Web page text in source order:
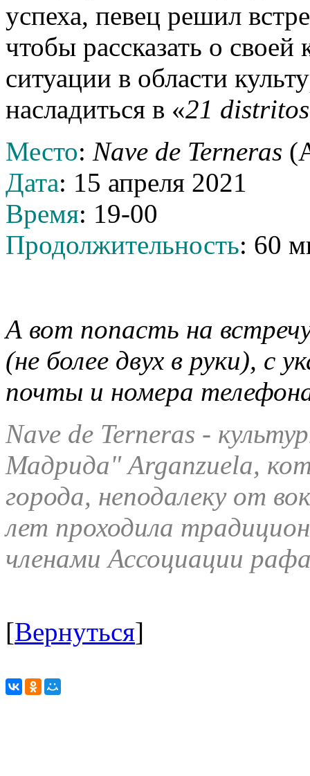
успеха, певец решил
чтобы рассказать о
ситуации в области
насладиться в «21 distritos
Место: Nave de Terneras
Дата: 15 апреля 2021
Время: 19-00
Продолжительность: 60
А вот попасть на
(не более двух в руки), с
почты и номера
Nave de Terneras -
Мадрида" Arganzuela,
города, неподалеку от
лет проходила
членами Ассоциации
[Вернуться]